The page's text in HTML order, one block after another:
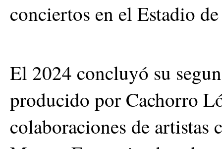
conciertos en el Estadio
El 2024 concluyó su
producido por Cachorro
colaboraciones de artistas